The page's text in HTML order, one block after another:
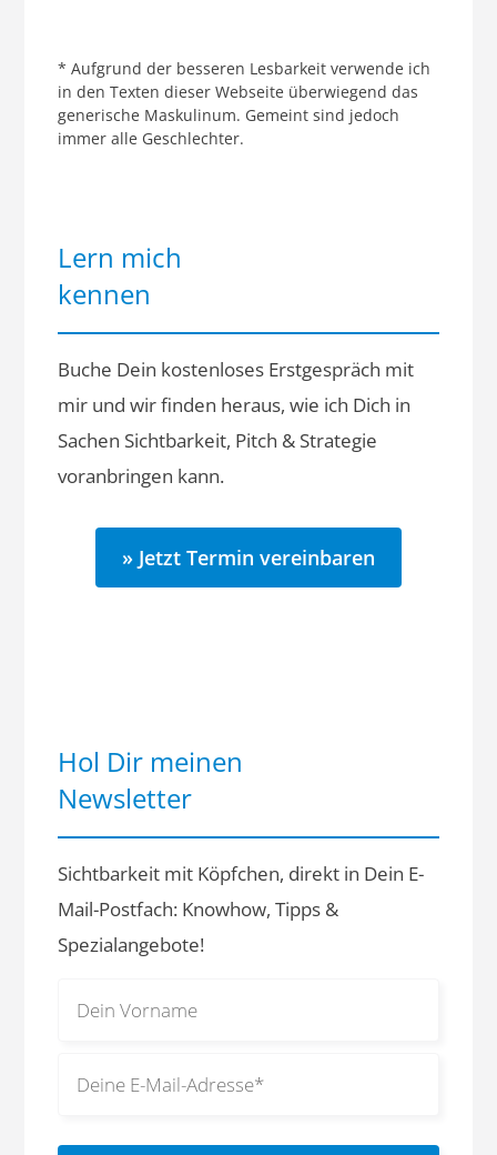
* Aufgrund der besseren Lesbarkeit verwende ich
in den Texten dieser Webseite überwiegend das
generische Maskulinum. Gemeint sind jedoch
immer alle Geschlechter.
Lern mich
kennen
Buche Dein kostenloses Erstgespräch mit
mir und wir finden heraus, wie ich Dich in
Sachen Sichtbarkeit, Pitch & Strategie
voranbringen kann.
» Jetzt Termin vereinbaren
Hol Dir meinen
Newsletter
Sichtbarkeit mit Köpfchen, direkt in Dein E-
Mail-Postfach: Knowhow, Tipps &
Spezialangebote!